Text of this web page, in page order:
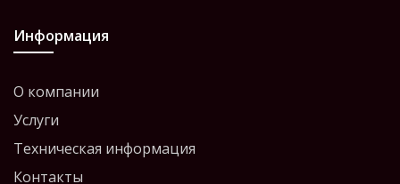
Информация
О компании
Услуги
Техническая информация
Контакты